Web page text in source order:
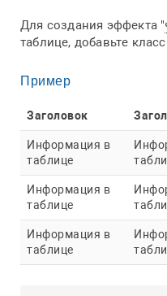
Для создания эффекта "
таблице, добавьте класс
Пример
Заголовок
Информация в
таблице
Информация в
таблице
Информация в
таблице